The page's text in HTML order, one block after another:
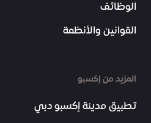
الوظائف
القوانين والأنظمة
المزيد من إكسبو
تطبيق مدينة إكسبو دبي